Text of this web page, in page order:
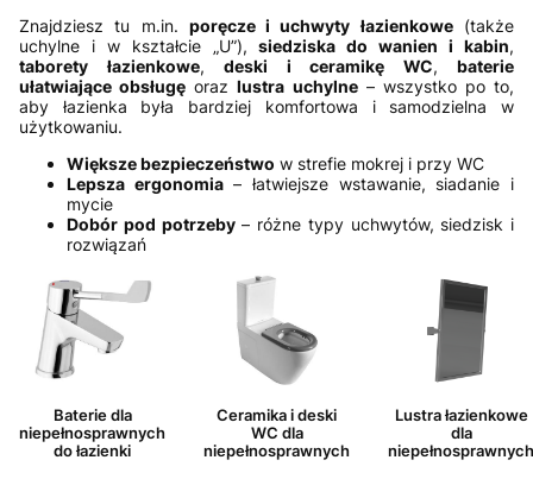
Znajdziesz tu m.in. poręcze i uchwyty łazienkowe(także
uchylne i w kształcie „U”),siedziska do wanien i kabin,
taborety łazienkowe, deski i ceramikę WC, baterie
ułatwiające obsługę orazlustra uchylne– wszystko po to,
aby łazienka była bardziej komfortowa i samodzielna w
użytkowaniu.
Większe bezpieczeństwo w strefie mokrej i przy WC
Lepsza ergonomia– łatwiejsze wstawanie, siadanie i
mycie
Dobór pod potrzeby– różne typy uchwytów, siedzisk i
rozwiązań
Baterie dla
niepełnosprawnych
do łazienki
Ceramika i deski
WC dla
niepełnosprawnych
Lustra łazienkowe
dla
niepełnosprawnych